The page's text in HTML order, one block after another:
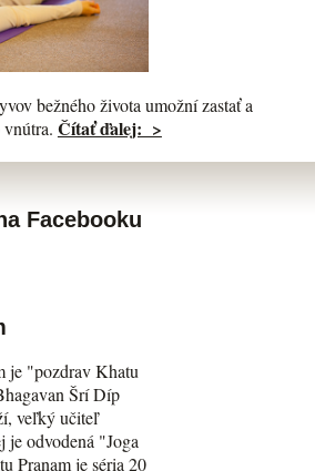
bežného života umožní zastať a
Čítať ďalej: >
Facebooku
je "pozdrav Khatu
Šrí Díp
veľký učiteľ
je odvodená "Joga
Pranam je séria 20